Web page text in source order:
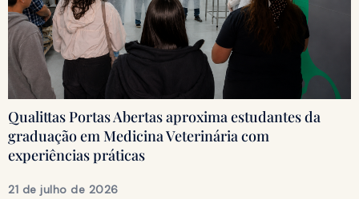
Qualittas Portas Abertas aproxima estudantes da
graduação em Medicina Veterinária com
experiências práticas
21 de julho de 2026